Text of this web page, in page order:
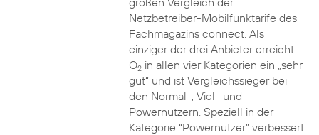
Netzbetreiber-Mobilfunktarife des
Fachmagazins connect. Als
einziger der drei Anbieter erreicht
O2in allen vier Kategorien ein „sehr
gut“ und ist Vergleichssieger bei
den Normal-, Viel- und
Powernutzern. Speziell in der
Kategorie “Powernutzer” verbessert